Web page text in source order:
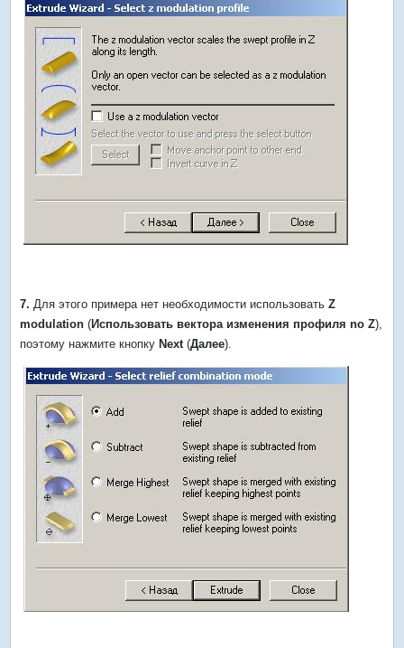
7. Для этого примера нет необходимости использоватьZ
modulation (Использовать вектора изменения профиля no Z),
поэтому нажмите кнопкуNext (Далее).